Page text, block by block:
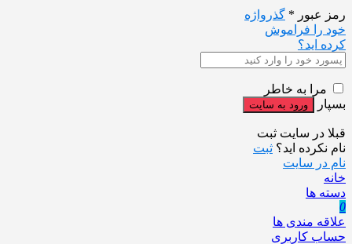
رمز عبور * گذرواژه
خود را فراموش
کرده اید؟
مرا به خاطر
بسپار
قبلا در سایت ثبت
نام نکرده اید؟ ثبت
نام در سایت
خانه
دسته ها
0
علاقه مندی ها
حساب کاربری